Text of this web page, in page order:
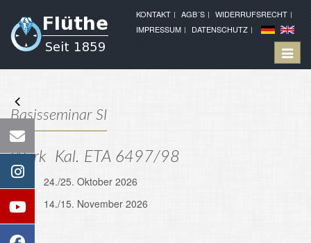
KONTAKT AGB´S
WIDERRUFSRECHT
IMPRESSUM
DATENSCHUTZ
Basisseminar SI
Werk Kal. ETA 6497/98
24./25. Oktober 2026
14./15. November 2026